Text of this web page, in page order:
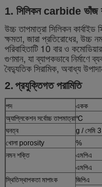
1. সিলিকন carbide ভাঁজ
উচ্চ তাপমাত্রা সিলিকন
ক্ষমতা, জারা প্রতিরোধের, উচ্চ
পরিবাহিতাটি 10 ​​বার ও
গুণমান, যা ব্যাপকভাবে নির্মাণে
বৈদ্যুতিক সিরামিক, অবাধ্য
2. প্রযুক্তিগত পরামিতি
পদ একক
অ্যাপ্লিকেশন সর্বোচ্চ তাপমাত্রা℃
ঘনত্ব
g / সেমি 3
খোলা porosity
%
নমন শক্তি
এমপিএ
এমপিএ
স্থিতিস্থাপকতা মাপাংক
জিপিএ